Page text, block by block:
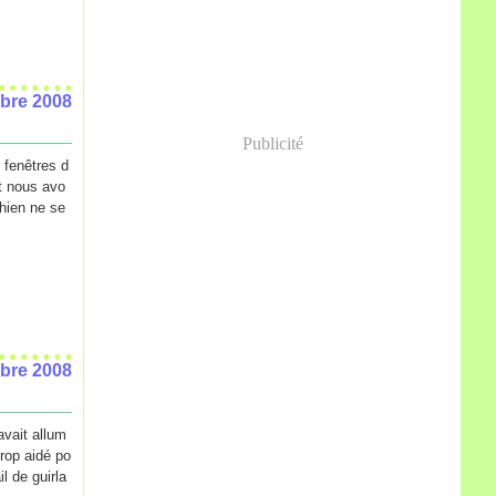
2008
d
nous avo
ne se
2008
allum
aidé po
de guirla
Publicité